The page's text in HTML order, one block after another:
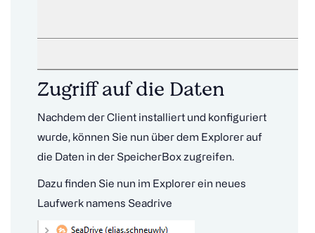
Zugriff auf die Daten
Nachdem der Client installiert und konfiguriert
wurde, können Sie nun über dem Explorer auf
die Daten in der SpeicherBox zugreifen.
Dazu finden Sie nun im Explorer ein neues
Laufwerk namens Seadrive